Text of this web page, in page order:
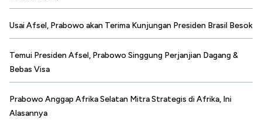
Usai Afsel, Prabowo akan Terima Kunjungan Presiden Brasil Besok
Temui Presiden Afsel, Prabowo Singgung Perjanjian Dagang &
Bebas Visa
Prabowo Anggap Afrika Selatan Mitra Strategis di Afrika, Ini
Alasannya